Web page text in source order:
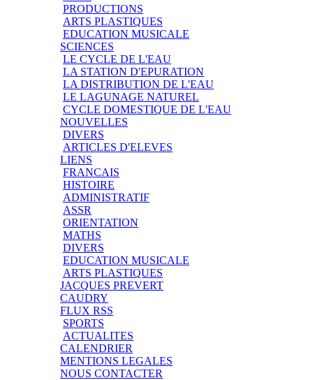
PRODUCTIONS
ARTS PLASTIQUES
EDUCATION MUSICALE
SCIENCES
LE CYCLE DE L'EAU
LA STATION D'EPURATION
LA DISTRIBUTION DE L'EAU
LE LAGUNAGE NATUREL
CYCLE DOMESTIQUE DE L'EAU
NOUVELLES
DIVERS
ARTICLES D'ELEVES
LIENS
FRANCAIS
HISTOIRE
ADMINISTRATIF
ASSR
ORIENTATION
MATHS
DIVERS
EDUCATION MUSICALE
ARTS PLASTIQUES
JACQUES PREVERT
CAUDRY
FLUX RSS
SPORTS
ACTUALITES
CALENDRIER
MENTIONS LEGALES
NOUS CONTACTER